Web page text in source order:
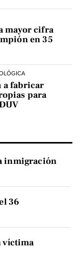
mayor cifra
en 35
a fabricar
para
inmigración
36
víctima